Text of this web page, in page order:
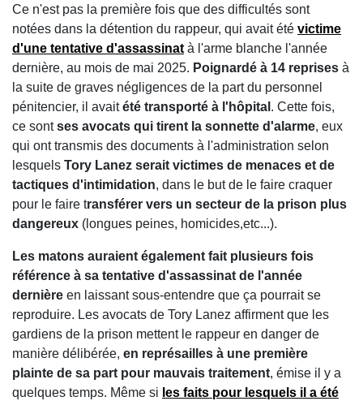
Ce n'est pas la première fois que des difficultés sont
notées dans la détention du rappeur, qui avait été victime
d'une tentative d'assassinat à l'arme blanche l'année
dernière, au mois de mai 2025. Poignardé à 14 reprises à
la suite de graves négligences de la part du personnel
pénitencier, il avaitété transporté à l'hôpital . Cette fois,
ce sontses avocats qui tirent la sonnette d'alarme, eux
qui ont transmis des documents à l'administration selon
lesquels Tory Lanez serait victimes de menaces et de
tactiques d'intimidation, dans le but de le faire craquer
pour le faire transférer vers un secteur de la prison plus
dangereux (longues peines, homicides,etc...).
Les matons auraient également fait plusieurs fois
référence à sa tentative d'assassinat de l'année
dernière en laissant sous-entendre que ça pourrait se
reproduire. Les avocats de Tory Lanez affirment que les
gardiens de la prison mettent le rappeur en danger de
manière délibérée, en représailles à une première
plainte de sa part pour mauvais traitement, émise il y a
quelques temps. Même si les faits pour lesquels il a été